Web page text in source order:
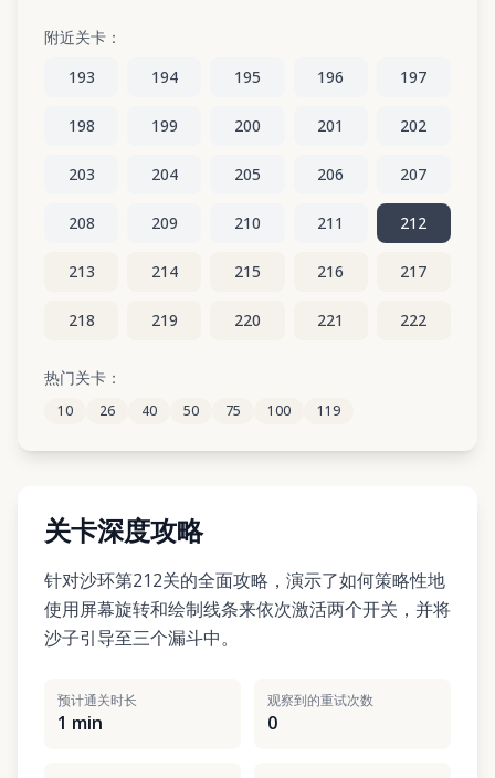
附近关卡：
193
194 195 196 197
198 199 200 201 202
203 204 205 206 207
208 209 210 211 212
213 214 215 216 217
218 219 220 221 222
223
228 229 230 231
热门关卡：
10 26 40 50 75 100 119
关卡深度攻略
针对沙环第212关的全面攻略，演示了如何策略性地
使用屏幕旋转和绘制线条来依次激活两个开关，并将
沙子引导至三个漏斗中。
预计通关时长
1 min
观察到的重试次数
0